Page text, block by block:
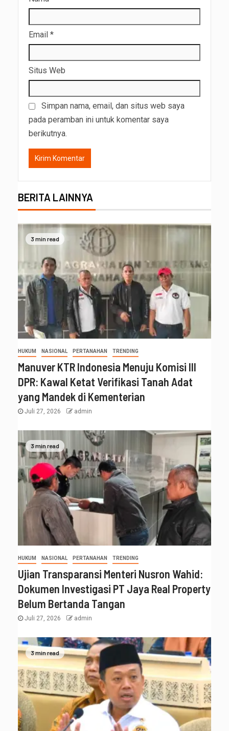
Email *
Situs Web
Simpan nama, email, dan situs web saya
pada peramban ini untuk komentar saya
berikutnya.
BERITA LAINNYA
3 min read
HUKUM NASIONAL PERTANAHAN TRENDING
Manuver KTR Indonesia Menuju Komisi III
DPR: Kawal Ketat Verifikasi Tanah Adat
yang Mandek di Kementerian
Juli 27, 2026 admin
3 min read
HUKUM NASIONAL PERTANAHAN TRENDING
Ujian Transparansi Menteri Nusron Wahid:
Dokumen Investigasi PT Jaya Real Property
Belum Bertanda Tangan
Juli 27, 2026 admin
3 min read